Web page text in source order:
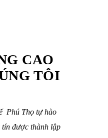
CAO
TÔI
Phú Thọ tự hào
được thành lập